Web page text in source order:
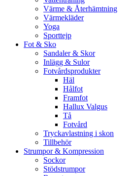
Värme & Återhämtning
Värmekläder
Yoga
Sporttejp
Fot & Sko
Sandaler & Skor
Inlägg & Sulor
Fotvårdsprodukter
Häl
Hålfot
Framfot
Hallux Valgus
Tå
Fotvård
Tryckavlastning i skon
Tillbehör
Strumpor & Kompression
Sockor
Stödstrumpor